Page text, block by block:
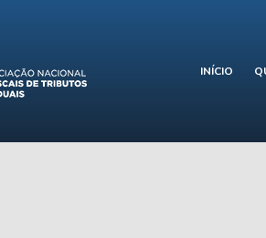
INÍCIO